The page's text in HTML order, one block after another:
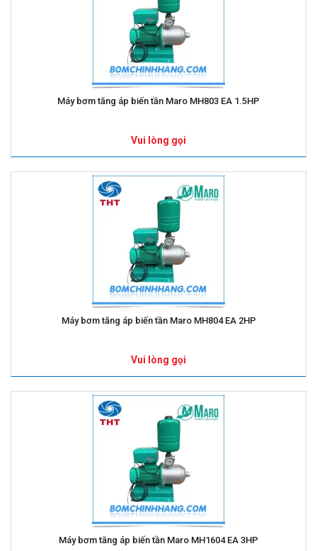
Máy bơm tăng áp biến tần Maro MH803 EA 1.5HP
Vui lòng gọi
Máy bơm tăng áp biến tần Maro MH804 EA 2HP
Vui lòng gọi
Máy bơm tăng áp biến tần Maro MH1604 EA 3HP